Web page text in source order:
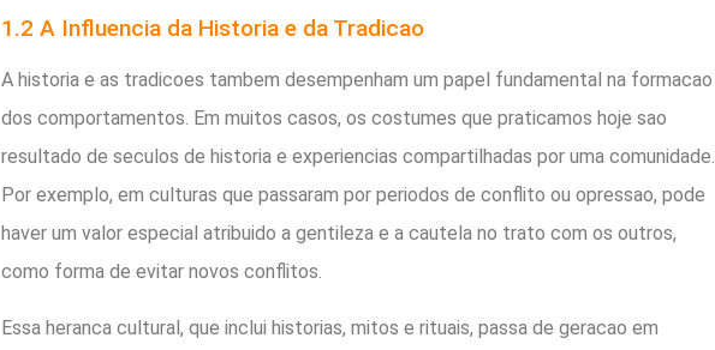
1.2 A Influencia da Historia e da Tradicao
A historia e as tradicoes tambem desempenham um papel fundamental na formacao
dos comportamentos. Em muitos casos, os costumes que praticamos hoje sao
resultado de seculos de historia e experiencias compartilhadas por uma comunidade.
Por exemplo, em culturas que passaram por periodos de conflito ou opressao, pode
haver um valor especial atribuido a gentileza e a cautela no trato com os outros,
como forma de evitar novos conflitos.
Essa heranca cultural, que inclui historias, mitos e rituais, passa de geracao em